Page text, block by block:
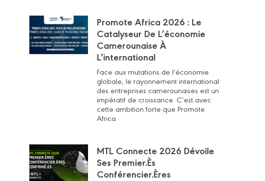
Promote Africa 2026 : Le
Catalyseur De L’économie
Camerounaise À
L’international
Face aux mutations de l’économie
globale, le rayonnement international
des entreprises camerounaises est un
impératif de croissance. C’est avec
cette ambition forte que Promote
Africa
MTL Connecte 2026 Dévoile
Ses Premier.ès
Conférencier.ères